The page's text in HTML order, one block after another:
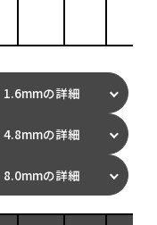
1.6mmの詳細
4.8mmの詳細
8.0mmの詳細